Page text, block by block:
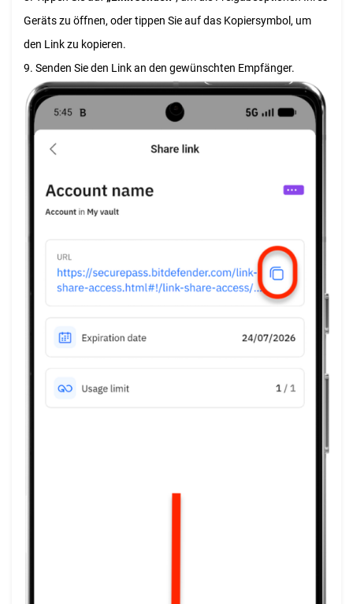
Geräts zu öffnen, oder tippen Sie auf das Kopiersymbol, um
den Link zu kopieren.
9. Senden Sie den Link an den gewünschten Empfänger.